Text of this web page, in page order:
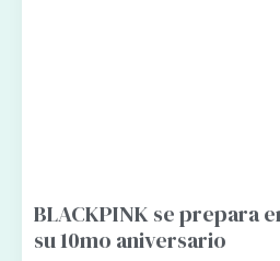
BLACKPINK se prepara
su 10mo aniversario